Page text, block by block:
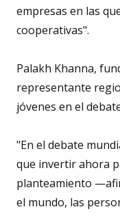
empresas en las
cooperativas".
Palakh Khanna,
representante
jóvenes en el
"En el debate
que invertir ahora
planteamiento
el mundo, las